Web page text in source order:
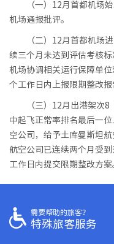
（一）12月首都机场
机场通报批评。
（二）12月首都机场
续三个月未达到评估考核
机场协调相关运行保障单
个工作日内上报限期整改报
（三）12月出港架次
中起飞正常率排名最后一
空公司，给予土库曼斯坦
航空公司已连续两个月受
工作日内提交限期整改方案
需要帮助的旅客？
特殊旅客服务